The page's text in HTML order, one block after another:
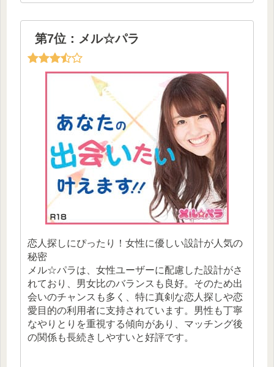
第7位：メル☆パラ
恋人探しにぴったり！女性に優しい設計が人気の
秘密
メル☆パラは、女性ユーザーに配慮した設計がさ
れており、男女比のバランスも良好。そのため出
会いのチャンスも多く、特に真剣な恋人探しや恋
愛目的の利用者に支持されています。男性も丁寧
なやりとりを重視する傾向があり、マッチング後
の関係も長続きしやすいと好評です。